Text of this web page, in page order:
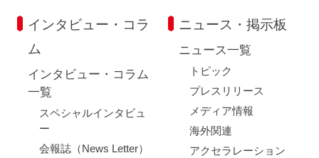
インタビュー・コラ
ム
インタビュー・コラム
一覧
スペシャルインタビュ
ー
会報誌（News Letter）
ニュース・掲示板
ニュース一覧
トピック
プレスリリース
メディア情報
海外関連
アクセラレーション